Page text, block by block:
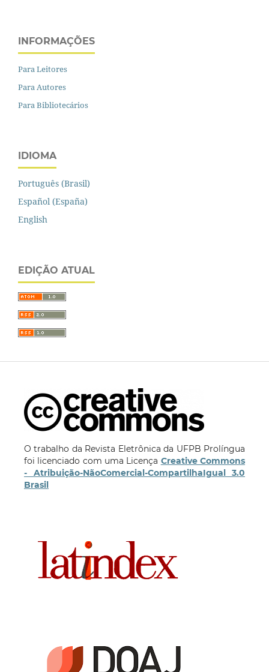
INFORMAÇÕES
Para Leitores
Para Autores
Para Bibliotecários
IDIOMA
Português (Brasil)
Español (España)
English
EDIÇÃO ATUAL
O trabalho da Revista Eletrônica da UFPB Prolíngua
foi licenciado com uma Licença Creative Commons
- Atribuição-NãoComercial-CompartilhaIgual 3.0
Brasil